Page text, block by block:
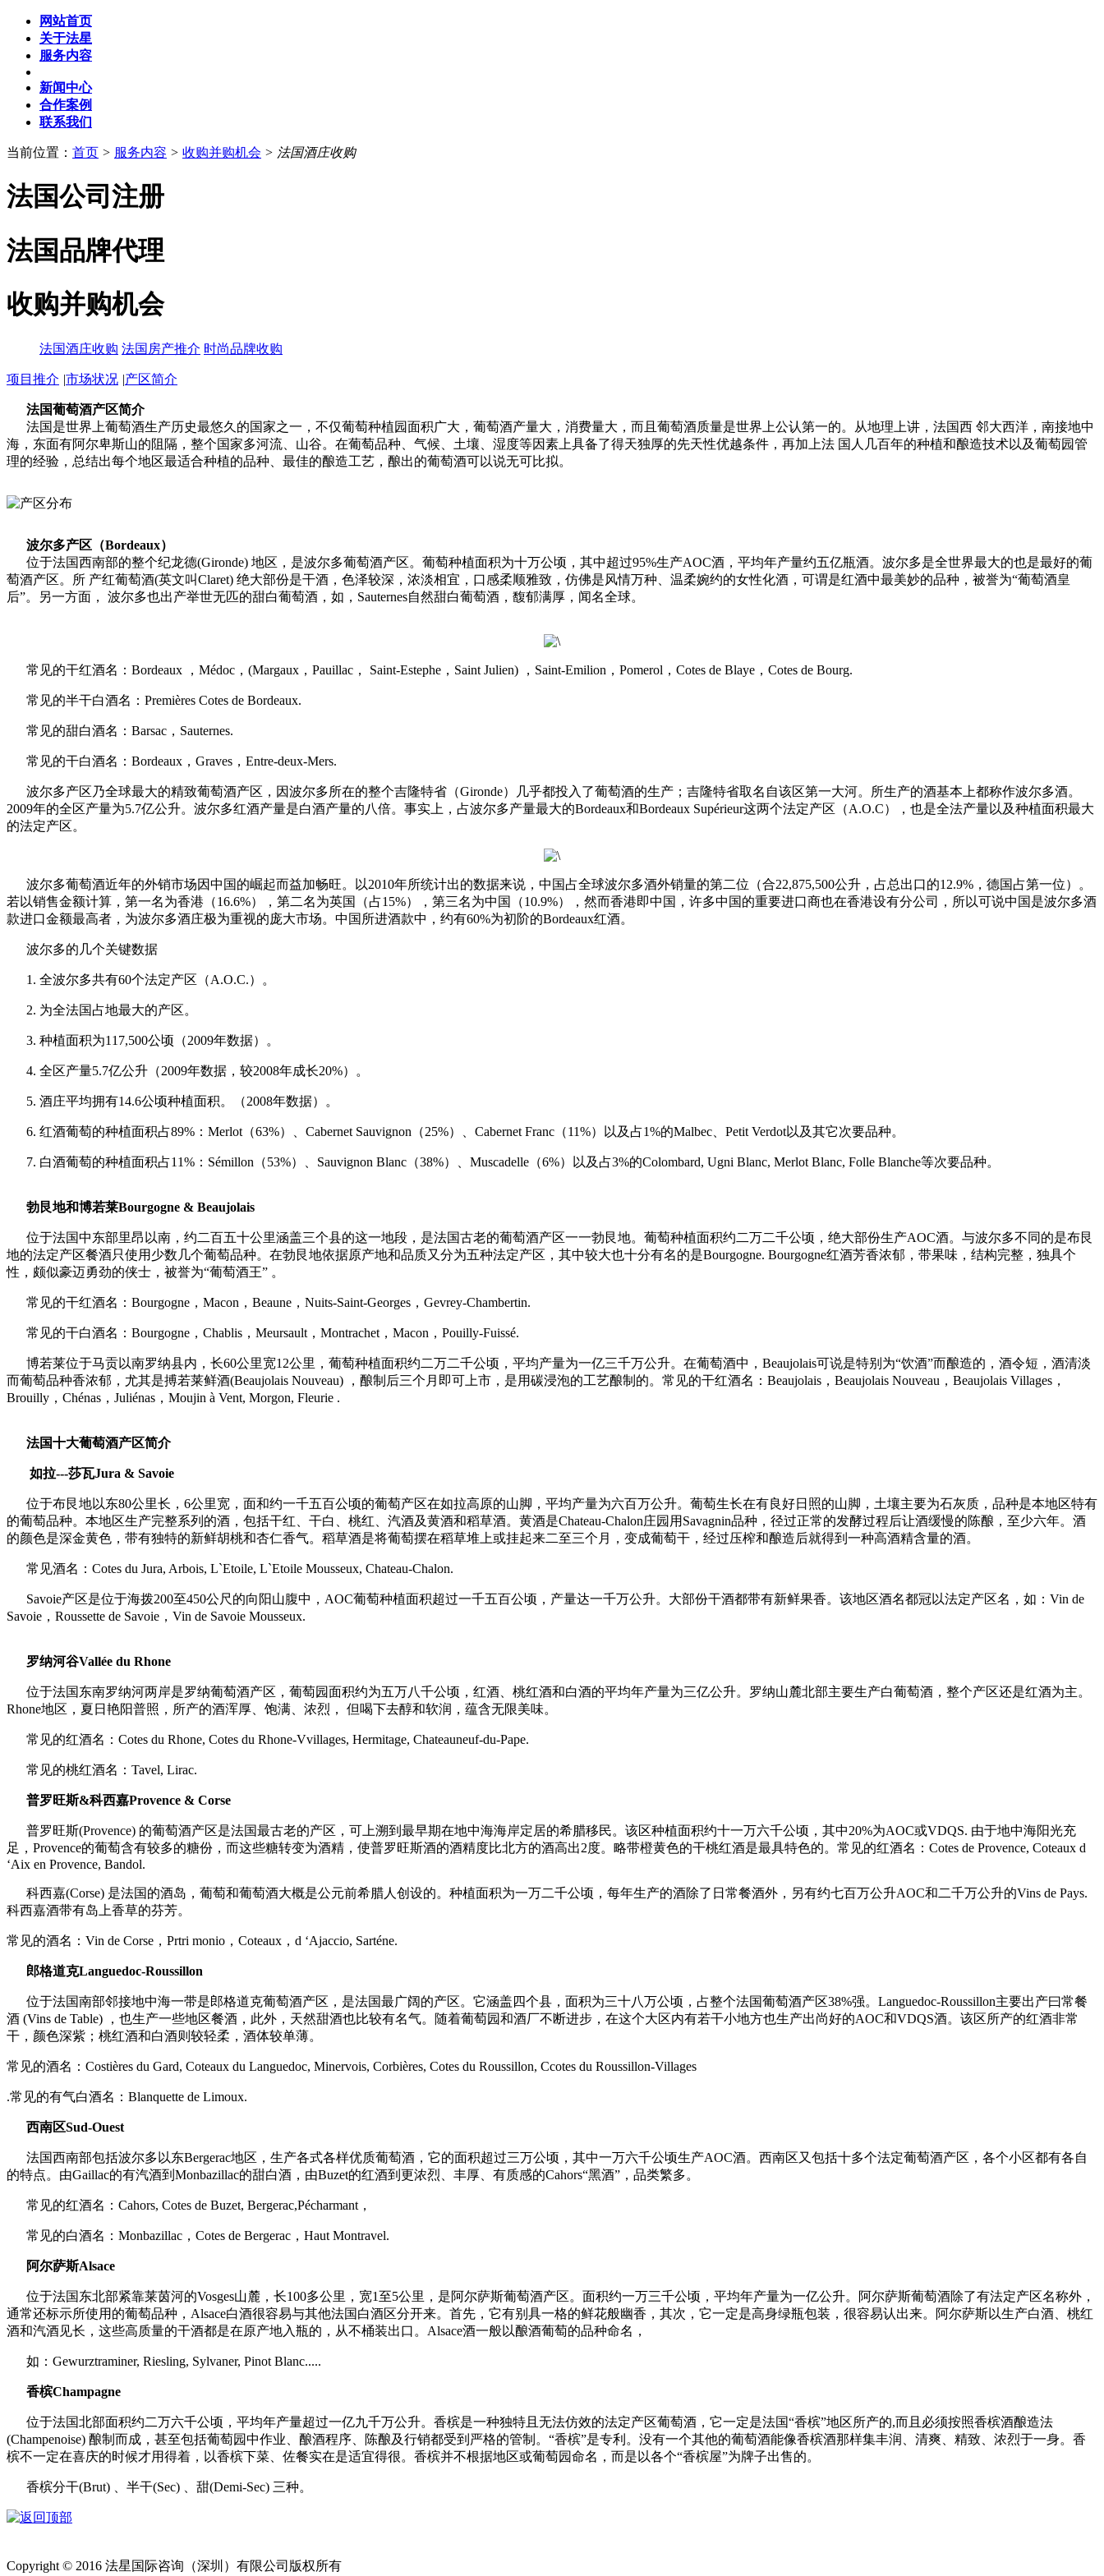
网站首页
关于法星
服务内容
新闻中心
合作案例
联系我们
当前位置： 首页 > 服务内容 > 收购并购机会 > 法国酒庄收购
法国公司注册
法国品牌代理
收购并购机会
法国酒庄收购 法国房产推介 时尚品牌收购
项目推介 |市场状况 |产区简介
法国葡萄酒产区简介
法国是世界上葡萄酒生产历史最悠久的国家之一，不仅葡萄种植园面积广大，葡萄酒产量大，消费量大，而且葡萄酒质量是世界上公认第一的。从地理上讲，法国西 邻大西洋，南接地中
海，东面有阿尔卑斯山的阻隔，整个国家多河流、山谷。在葡萄品种、气候、土壤、湿度等因素上具备了得天独厚的先天性优越条件，再加上法 国人几百年的种植和酿造技术以及葡萄园管
理的经验，总结出每个地区最适合种植的品种、最佳的酿造工艺，酿出的葡萄酒可以说无可比拟。
波尔多产区（Bordeaux）
位于法国西南部的整个纪龙德(Gironde) 地区，是波尔多葡萄酒产区。葡萄种植面积为十万公顷，其中超过95%生产AOC酒，平均年产量约五亿瓶酒。波尔多是全世界最大的也是最好的葡
萄酒产区。所 产红葡萄酒(英文叫Claret) 绝大部份是干酒，色泽较深，浓淡相宜，口感柔顺雅致，仿佛是风情万种、温柔婉约的女性化酒，可谓是红酒中最美妙的品种，被誉为“葡萄酒皇
后”。另一方面， 波尔多也出产举世无匹的甜白葡萄酒，如，Sauternes自然甜白葡萄酒，馥郁满厚，闻名全球。
常见的干红酒名：Bordeaux ，Médoc，(Margaux，Pauillac， Saint-Estephe，Saint Julien) ，Saint-Emilion，Pomerol，Cotes de Blaye，Cotes de Bourg.
常见的半干白酒名：Premières Cotes de Bordeaux.
常见的甜白酒名：Barsac，Sauternes.
常见的干白酒名：Bordeaux，Graves，Entre-deux-Mers.
波尔多产区乃全球最大的精致葡萄酒产区，因波尔多所在的整个吉隆特省（Gironde）几乎都投入了葡萄酒的生产；吉隆特省取名自该区第一大河。所生产的酒基本上都称作波尔多酒。
2009年的全区产量为5.7亿公升。波尔多红酒产量是白酒产量的八倍。事实上，占波尔多产量最大的Bordeaux和Bordeaux Supérieur这两个法定产区（A.O.C），也是全法产量以及种植面积最大
的法定产区。
波尔多葡萄酒近年的外销市场因中国的崛起而益加畅旺。以2010年所统计出的数据来说，中国占全球波尔多酒外销量的第二位（合22,875,500公升，占总出口的12.9%，德国占第一位）。
若以销售金额计算，第一名为香港（16.6%），第二名为英国（占15%），第三名为中国（10.9%），然而香港即中国，许多中国的重要进口商也在香港设有分公司，所以可说中国是波尔多酒
款进口金额最高者，为波尔多酒庄极为重视的庞大市场。中国所进酒款中，约有60%为初阶的Bordeaux红酒。
波尔多的几个关键数据
1. 全波尔多共有60个法定产区（A.O.C.）。
2. 为全法国占地最大的产区。
3. 种植面积为117,500公顷（2009年数据）。
4. 全区产量5.7亿公升（2009年数据，较2008年成长20%）。
5. 酒庄平均拥有14.6公顷种植面积。（2008年数据）。
6. 红酒葡萄的种植面积占89%：Merlot（63%）、Cabernet Sauvignon（25%）、Cabernet Franc（11%）以及占1%的Malbec、Petit Verdot以及其它次要品种。
7. 白酒葡萄的种植面积占11%：Sémillon（53%）、Sauvignon Blanc（38%）、Muscadelle（6%）以及占3%的Colombard, Ugni Blanc, Merlot Blanc, Folle Blanche等次要品种。
勃艮地和博若莱Bourgogne & Beaujolais
位于法国中东部里昂以南，约二百五十公里涵盖三个县的这一地段，是法国古老的葡萄酒产区一一勃艮地。葡萄种植面积约二万二千公顷，绝大部份生产AOC酒。与波尔多不同的是布艮
地的法定产区餐酒只使用少数几个葡萄品种。在勃艮地依据原产地和品质又分为五种法定产区，其中较大也十分有名的是Bourgogne. Bourgogne红酒芳香浓郁，带果味，结构完整，独具个
性，颇似豪迈勇劲的侠士，被誉为“葡萄酒王” 。
常见的干红酒名：Bourgogne，Macon，Beaune，Nuits-Saint-Georges，Gevrey-Chambertin.
常见的干白酒名：Bourgogne，Chablis，Meursault，Montrachet，Macon，Pouilly-Fuissé.
博若莱位于马贡以南罗纳县内，长60公里宽12公里，葡萄种植面积约二万二千公顷，平均产量为一亿三千万公升。在葡萄酒中，Beaujolais可说是特别为“饮酒”而酿造的，酒令短，酒清淡
而葡萄品种香浓郁，尤其是搏若莱鲜酒(Beaujolais Nouveau) ，酿制后三个月即可上市，是用碳浸泡的工艺酿制的。常见的干红酒名：Beaujolais，Beaujolais Nouveau，Beaujolais Villages，
Brouilly，Chénas，Juliénas，Moujin à Vent, Morgon, Fleurie .
法国十大葡萄酒产区简介
如拉---莎瓦Jura & Savoie
位于布艮地以东80公里长，6公里宽，面和约一千五百公顷的葡萄产区在如拉高原的山脚，平均产量为六百万公升。葡萄生长在有良好日照的山脚，土壤主要为石灰质，品种是本地区特有
的葡萄品种。本地区生产完整系列的酒，包括干红、干白、桃红、汽酒及黄酒和稻草酒。黄酒是Chateau-Chalon庄园用Savagnin品种，径过正常的发酵过程后让酒缓慢的陈酿，至少六年。酒
的颜色是深金黄色，带有独特的新鲜胡桃和杏仁香气。稻草酒是将葡萄摆在稻草堆上或挂起来二至三个月，变成葡萄干，经过压榨和酿造后就得到一种高酒精含量的酒。
常见酒名：Cotes du Jura, Arbois, L`Etoile, L`Etoile Mousseux, Chateau-Chalon.
Savoie产区是位于海拨200至450公尺的向阳山腹中，AOC葡萄种植面积超过一千五百公顷，产量达一千万公升。大部份干酒都带有新鲜果香。该地区酒名都冠以法定产区名，如：Vin de
Savoie，Roussette de Savoie，Vin de Savoie Mousseux.
罗纳河谷Vallée du Rhone
位于法国东南罗纳河两岸是罗纳葡萄酒产区，葡萄园面积约为五万八千公顷，红酒、桃红酒和白酒的平均年产量为三亿公升。罗纳山麓北部主要生产白葡萄酒，整个产区还是红酒为主。
Rhone地区，夏日艳阳普照，所产的酒浑厚、饱满、浓烈， 但喝下去醇和软润，蕴含无限美味。
常见的红酒名：Cotes du Rhone, Cotes du Rhone-Vvillages, Hermitage, Chateauneuf-du-Pape.
常见的桃红酒名：Tavel, Lirac.
普罗旺斯&科西嘉Provence & Corse
普罗旺斯(Provence) 的葡萄酒产区是法国最古老的产区，可上溯到最早期在地中海海岸定居的希腊移民。该区种植面积约十一万六千公顷，其中20%为AOC或VDQS. 由于地中海阳光充
足，Provence的葡萄含有较多的糖份，而这些糖转变为酒精，使普罗旺斯酒的酒精度比北方的酒高出2度。略带橙黄色的干桃红酒是最具特色的。常见的红酒名：Cotes de Provence, Coteaux d
‘Aix en Provence, Bandol.
科西嘉(Corse) 是法国的酒岛，葡萄和葡萄酒大概是公元前希腊人创设的。种植面积为一万二千公顷，每年生产的酒除了日常餐酒外，另有约七百万公升AOC和二千万公升的Vins de Pays.
科西嘉酒带有岛上香草的芬芳。
常见的酒名：Vin de Corse，Prtri monio，Coteaux，d ‘Ajaccio, Sarténe.
郎格道克Languedoc-Roussillon
位于法国南部邻接地中海一带是郎格道克葡萄酒产区，是法国最广阔的产区。它涵盖四个县，面积为三十八万公顷，占整个法国葡萄酒产区38%强。Languedoc-Roussillon主要出产曰常餐
酒 (Vins de Table) ，也生产一些地区餐酒，此外，天然甜酒也比较有名气。随着葡萄园和酒厂不断进步，在这个大区内有若干小地方也生产出尚好的AOC和VDQS酒。该区所产的红酒非常
干，颜色深紫；桃红酒和白酒则较轻柔，酒体较单薄。
常见的酒名：Costières du Gard, Coteaux du Languedoc, Minervois, Corbières, Cotes du Roussillon, Ccotes du Roussillon-Villages
.常见的有气白酒名：Blanquette de Limoux.
西南区Sud-Ouest
法国西南部包括波尔多以东Bergerac地区，生产各式各样优质葡萄酒，它的面积超过三万公顷，其中一万六千公顷生产AOC酒。西南区又包括十多个法定葡萄酒产区，各个小区都有各自
的特点。由Gaillac的有汽酒到Monbazillac的甜白酒，由Buzet的红酒到更浓烈、丰厚、有质感的Cahors“黑酒”，品类繁多。
常见的红酒名：Cahors, Cotes de Buzet, Bergerac,Pécharmant，
常见的白酒名：Monbazillac，Cotes de Bergerac，Haut Montravel.
阿尔萨斯Alsace
位于法国东北部紧靠莱茵河的Vosges山麓，长100多公里，宽1至5公里，是阿尔萨斯葡萄酒产区。面积约一万三千公顷，平均年产量为一亿公升。阿尔萨斯葡萄酒除了有法定产区名称外，
通常还标示所使用的葡萄品种，Alsace白酒很容易与其他法国白酒区分开来。首先，它有别具一格的鲜花般幽香，其次，它一定是高身绿瓶包装，很容易认出来。阿尔萨斯以生产白酒、桃红
酒和汽酒见长，这些高质量的干酒都是在原产地入瓶的，从不桶装出口。Alsace酒一般以酿酒葡萄的品种命名，
如：Gewurztraminer, Riesling, Sylvaner, Pinot Blanc.....
香槟Champagne
位于法国北部面积约二万六千公顷，平均年产量超过一亿九千万公升。香槟是一种独特且无法仿效的法定产区葡萄酒，它一定是法国“香槟”地区所产的,而且必须按照香槟酒酿造法
(Champenoise) 酿制而成，甚至包括葡萄园中作业、酿酒程序、陈酿及行销都受到严格的管制。“香槟”是专利。没有一个其他的葡萄酒能像香槟酒那样集丰润、清爽、精致、浓烈于一身。香
槟不一定在喜庆的时候才用得着，以香槟下菜、佐餐实在是适宜得很。香槟并不根据地区或葡萄园命名，而是以各个“香槟屋”为牌子出售的。
香槟分干(Brut) 、半干(Sec) 、甜(Demi-Sec) 三种。
Copyright © 2016 法星国际咨询（深圳）有限公司版权所有